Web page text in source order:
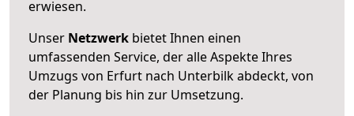
erwiesen.
Unser Netzwerk bietet Ihnen einen
umfassenden Service, der alle Aspekte Ihres
Umzugs von Erfurt nach Unterbilk abdeckt, von
der Planung bis hin zur Umsetzung.